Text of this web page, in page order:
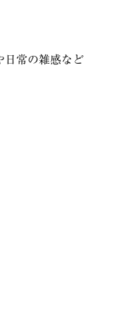
日常の雑感など